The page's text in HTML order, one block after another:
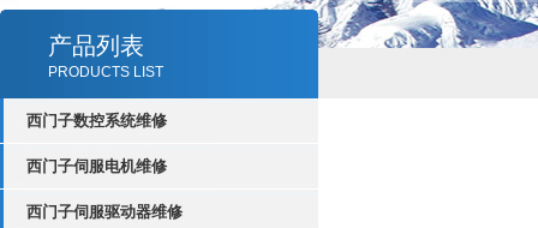
产品列表
PRODUCTS LIST
西门子数控系统维修
西门子伺服电机维修
西门子伺服驱动器维修